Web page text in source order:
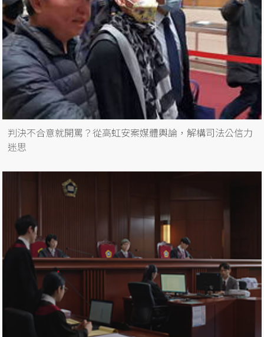
判決不合意就開罵？從高虹安案媒體輿論，解構司法公信力
迷思